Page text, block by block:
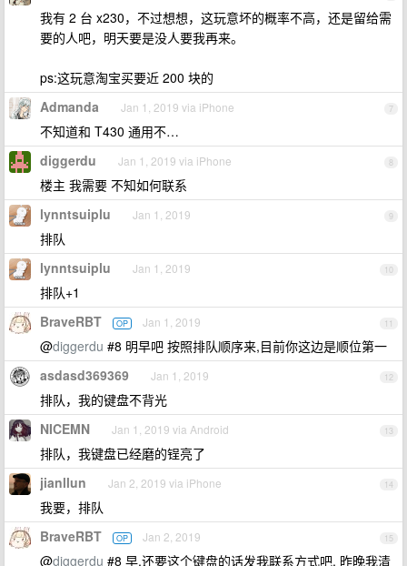
我有 2 台 x230，不过想想，这玩意坏的概率不高，还是留给需
要的人吧，明天要是没人要我再来。
ps:这玩意淘宝买要近 200 块的
7
Admanda Jan 1, 2019 via iPhone
不知道和 T430 通用不…
8
diggerdu Jan 1, 2019 via iPhone
楼主 我需要 不知如何联系
9
lynntsuiplu Jan 1, 2019
排队
10
lynntsuiplu Jan 1, 2019
排队+1
11
BraveRBT OP Jan 1, 2019
@diggerdu #8 明早吧 按照排队顺序来,目前你这边是顺位第一
12
asdasd369369 Jan 1, 2019
排队，我的键盘不背光
13
NICEMN Jan 1, 2019 via Android
排队，我键盘已经磨的锃亮了
14
jianllun Jan 2, 2019 via iPhone
我要，排队
15
BraveRBT OP Jan 2, 2019
@diggerdu #8 早,还要这个键盘的话发我联系方式吧. 昨晚我清